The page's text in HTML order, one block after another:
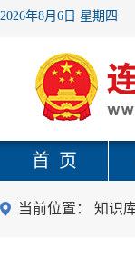
2026年8月6日 星期四
首 页
当前位置： 知识